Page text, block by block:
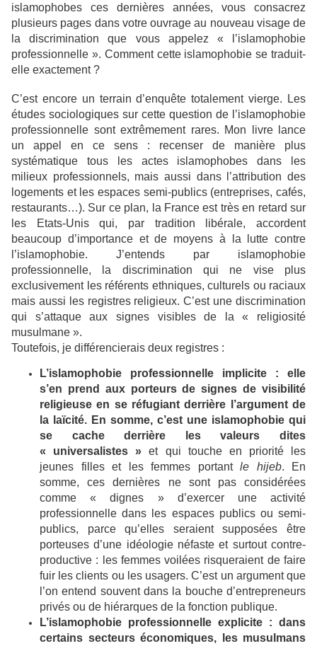
islamophobes ces dernières années, vous consacrez
plusieurs pages dans votre ouvrage au nouveau visage de
la discrimination que vous appelez « l’islamophobie
professionnelle ». Comment cette islamophobie se traduit-
elle exactement ?
C’est encore un terrain d’enquête totalement vierge. Les
études sociologiques sur cette question de l’islamophobie
professionnelle sont extrêmement rares. Mon livre lance
un appel en ce sens : recenser de manière plus
systématique tous les actes islamophobes dans les
milieux professionnels, mais aussi dans l’attribution des
logements et les espaces semi-publics (entreprises, cafés,
restaurants…). Sur ce plan, la France est très en retard sur
les Etats-Unis qui, par tradition libérale, accordent
beaucoup d’importance et de moyens à la lutte contre
l’islamophobie. J’entends par islamophobie
professionnelle, la discrimination qui ne vise plus
exclusivement les référents ethniques, culturels ou raciaux
mais aussi les registres religieux. C’est une discrimination
qui s’attaque aux signes visibles de la « religiosité
musulmane ».
Toutefois, je différencierais deux registres :
L’islamophobie professionnelle implicite : elle
s’en prend aux porteurs de signes de visibilité
religieuse en se réfugiant derrière l’argument de
la laïcité. En somme, c’est une islamophobie qui
se cache derrière les valeurs dites
« universalistes » et qui touche en priorité les
jeunes filles et les femmes portant le hijeb. En
somme, ces dernières ne sont pas considérées
comme « dignes » d’exercer une activité
professionnelle dans les espaces publics ou semi-
publics, parce qu’elles seraient supposées être
porteuses d’une idéologie néfaste et surtout contre-
productive : les femmes voilées risqueraient de faire
fuir les clients ou les usagers. C’est un argument que
l’on entend souvent dans la bouche d’entrepreneurs
privés ou de hiérarques de la fonction publique.
L’islamophobie professionnelle explicite : dans
certains secteurs économiques, les musulmans